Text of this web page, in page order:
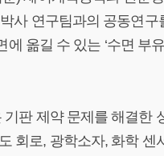
사 연구팀과의 공동연구
옮길 수 있는 ‘수면 부
판 제약 문제를 해결한
회로, 광학소자, 화학 센